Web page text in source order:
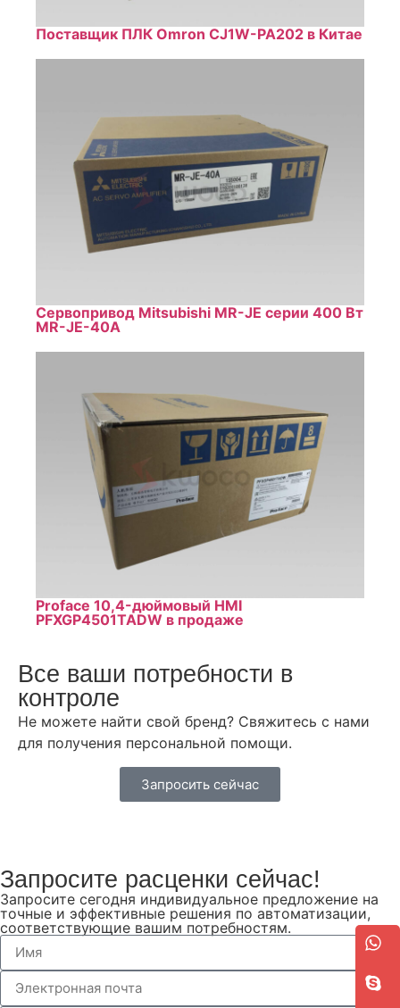
Поставщик ПЛК Omron CJ1W-PA202 в Китае
Сервопривод Mitsubishi MR-JE серии 400 Вт
MR-JE-40A
Proface 10,4-дюймовый HMI
PFXGP4501TADW в продаже
Все ваши потребности в
контроле
Не можете найти свой бренд? Свяжитесь с нами
для получения персональной помощи.
Запросить сейчас
Запросите расценки сейчас!
Запросите сегодня индивидуальное предложение на
точные и эффективные решения по автоматизации,
соответствующие вашим потребностям.